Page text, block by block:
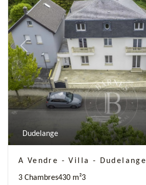
Previous
Dudelange
A Vendre - Villa - Dudelange
3 Chambres430 m²3